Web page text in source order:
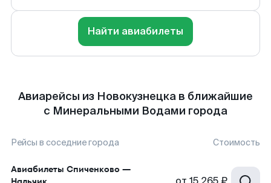
Найти авиабилеты
Авиарейсы из Новокузнецка в ближайшие
с Минеральными Водами города
Рейсы в соседние города Стоимость
Авиабилеты Спиченково —